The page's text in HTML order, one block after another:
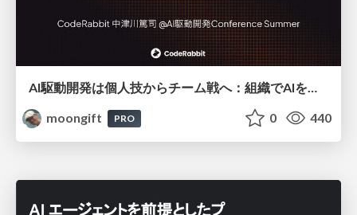
AI駆動開発は個人技からチーム戦へ：組織でAIを使いこなすための実践設計
moongift
PRO 0 440